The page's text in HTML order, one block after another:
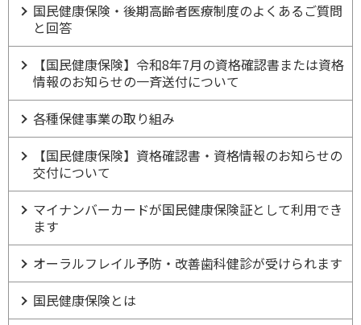
国民健康保険・後期高齢者医療制度のよくあるご質問
と回答
【国民健康保険】令和8年7月の資格確認書または資格
情報のお知らせの一斉送付について
各種保健事業の取り組み
【国民健康保険】資格確認書・資格情報のお知らせの
交付について
マイナンバーカードが国民健康保険証として利用でき
ます
オーラルフレイル予防・改善歯科健診が受けられます
国民健康保険とは